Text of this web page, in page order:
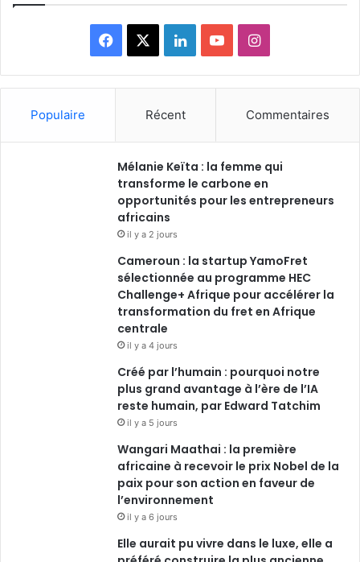
a
b
o
o
k
L
i
e
d
n
o
u
b
I
n
a
g
a
m
Populaire Récent Commentaires
Mélanie Keïta : la femme qui
transforme le carbone en
opportunités pour les entrepreneurs
africains
il y a 2 jours
Cameroun : la startup YamoFret
sélectionnée au programme HEC
Challenge+ Afrique pour accélérer la
transformation du fret en Afrique
centrale
il y a 4 jours
Créé par l’humain : pourquoi notre
plus grand avantage à l’ère de l’IA
reste humain, par Edward Tatchim
il y a 5 jours
Wangari Maathai : la première
africaine à recevoir le prix Nobel de la
paix pour son action en faveur de
l’environnement
il y a 6 jours
Elle aurait pu vivre dans le luxe, elle a